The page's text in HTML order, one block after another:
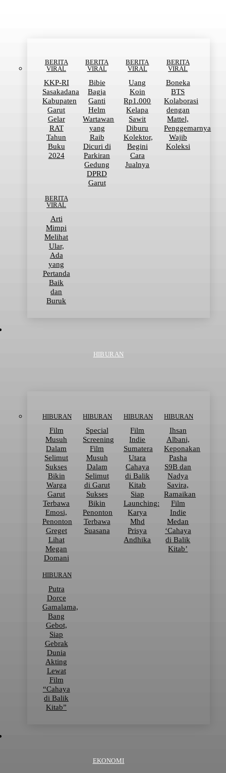
BERITA
VIRAL
KKP-RI
Sasakadana
Kabupaten
Garut
Gelar
RAT
Tahun
Buku
2024
BERITA
VIRAL
Bibie
Bagja
Ganti
Helm
Wartawan
yang
Raib
Dicuri di
Parkiran
Gedung
DPRD
Garut
BERITA
VIRAL
Uang
Koin
Rp1.000
Kelapa
Sawit
Diburu
Kolektor,
Begini
Cara
Jualnya
BERITA
VIRAL
Boneka
BTS
Kolaborasi
dengan
Mattel,
Penggemarnya
Wajib
Koleksi
BERITA
VIRAL
Arti
Mimpi
Melihat
Ular,
Ada
yang
Pertanda
Baik
dan
Buruk
HIBURAN
HIBURAN
Film
Musuh
Dalam
Selimut
Sukses
Bikin
Warga
Garut
Terbawa
Emosi,
Penonton
Greget
Lihat
Megan
Domani
HIBURAN
Special
Screening
Film
Musuh
Dalam
Selimut
di Garut
Sukses
Bikin
Penonton
Terbawa
Suasana
HIBURAN
Film
Indie
Sumatera
Utara
Cahaya
di Balik
Kitab
Siap
Launching:
Karya
Mhd
Prisya
Andhika
HIBURAN
Ihsan
Albani,
Keponakan
Pasha
S9B dan
Nadya
Savira,
Ramaikan
Film
Indie
Medan
‘Cahaya
di Balik
Kitab’
HIBURAN
Putra
Dorce
Gamalama,
Bang
Gebot,
Siap
Gebrak
Dunia
Akting
Lewat
Film
“Cahaya
di Balik
Kitab”
EKONOMI